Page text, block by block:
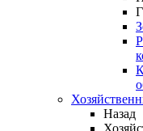
Назад